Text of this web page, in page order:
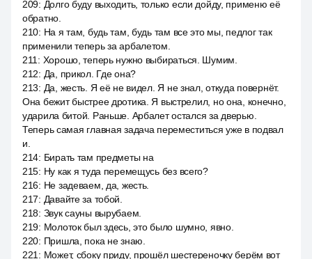
209: Долго буду выходить, только если дойду, применю её
обратно.
210: На я там, будь там, будь там все это мы, педлог так
применили теперь за арбалетом.
211 : Хорошо, теперь нужно выбираться. Шумим.
212: Да, прикол. Где она?
213: Да, жесть. Я её не видел. Я не знал, откуда повернёт.
Она бежит быстрее дротика. Я выстрелил, но она, конечно,
ударила битой. Раньше. Арбалет остался за дверью.
Теперь самая главная задача переместиться уже в подвал
и.
214: Бирать там предметы на
215: Ну как я туда перемещусь без всего?
216: Не задеваем, да, жесть.
217: Давайте за тобой.
218: Звук сауны вырубаем.
219: Молоток был здесь, это было шумно, явно.
220: Пришла, пока не знаю.
221 : Может, сбоку приду, прошёл шестереночку берём вот